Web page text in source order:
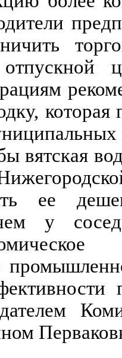
которая
вятская
ее
у